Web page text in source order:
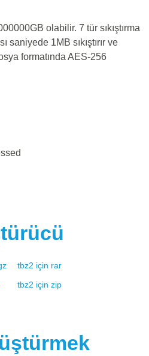
olabilir. 7 tür sıkıştırma
saniyede 1MB sıkıştırır ve
formatında AES-256
tbz2 için rar
tbz2 için zip